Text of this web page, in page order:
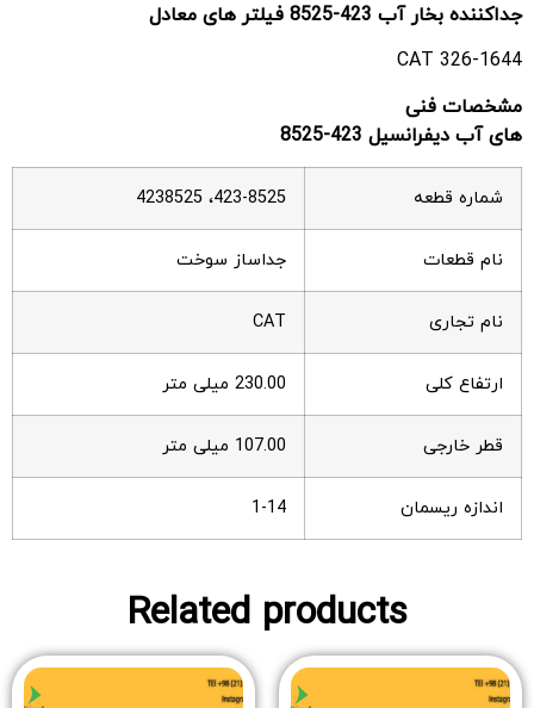
جداکننده بخار آب 423-8525 فیلتر های معادل
CAT 326-1644
مشخصات فنی
های آب دیفرانسیل 423-8525
شماره قطعه 423-8525، 4238525
نام قطعات جداساز سوخت
نام تجاری CAT
ارتفاع کلی 230.00 میلی متر
قطر خارجی 107.00 میلی متر
اندازه ریسمان 1-14
Related products